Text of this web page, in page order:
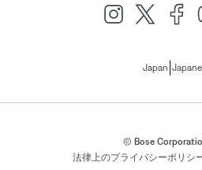
Japan
© Bose
法律上のプライバシーポリシ